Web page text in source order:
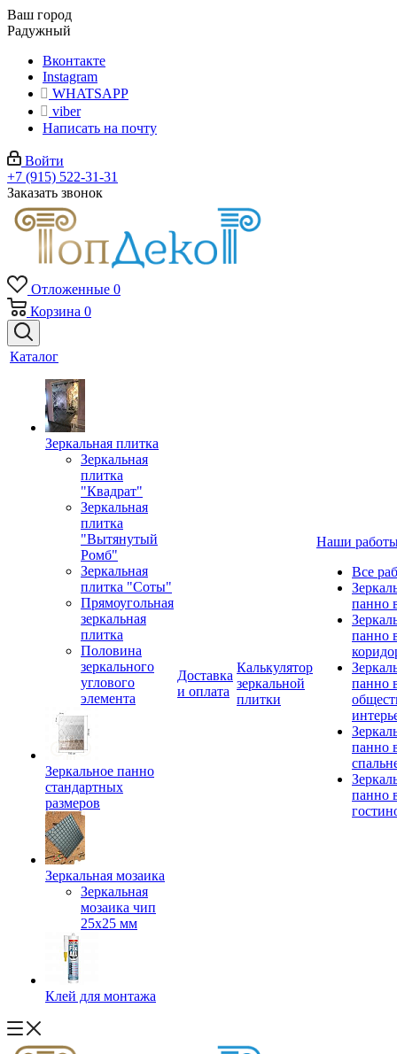
Ваш город
Радужный
Вконтакте
Instagram
WHATSAPP
viber
Написать на почту
Войти
+7 (915) 522-31-31
Заказать звонок
Отложенные 0
Корзина 0
Каталог
Зеркальная плитка
Зеркальная
плитка
"Квадрат"
Зеркальная
плитка
"Вытянутый
Ромб"
Зеркальная
плитка "Соты"
Прямоугольная
зеркальная
плитка
Половина
зеркального
углового
элемента
Зеркальное панно
стандартных
размеров
Зеркальная мозаика
Зеркальная
мозаика чип
25х25 мм
Клей для монтажа
Доставка
и оплата
Калькулятор
зеркальной
плитки
Наши
Все
панно
панно
панно
панно
панно